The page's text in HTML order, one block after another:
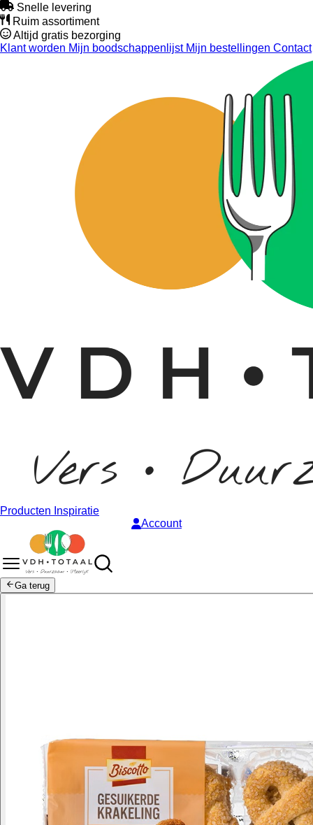
Snelle levering
Ruim assortiment
Altijd gratis bezorging
Klant worden Mijn boodschappenlijstMijn bestellingen Contact
Producten Inspiratie
Account
Ga terug